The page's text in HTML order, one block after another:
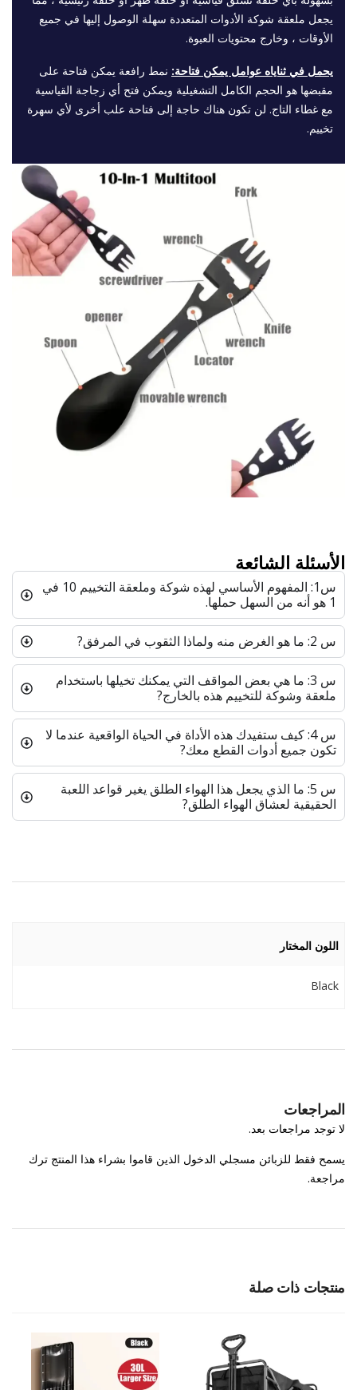
يجعل ملعقة شوكة الأدوات المتعددة سهلة الوصول إليها في جميع
الأوقات ، وخارج محتويات العبوة.
يحمل في ثناياه عوامل يمكن فتاحة: نمط رافعة يمكن فتاحة على
مقبضها هو الحجم الكامل التشغيلية ويمكن فتح أي زجاجة القياسية
مع غطاء التاج. لن تكون هناك حاجة إلى فتاحة علب أخرى لأي سهرة
تخييم.
الأسئلة الشائعة
س1: المفهوم الأساسي لهذه شوكة وملعقة التخييم 10 في
1 هو أنه من السهل حملها.
س 2: ما هو الغرض منه ولماذا الثقوب في المرفق?
س 3: ما هي بعض المواقف التي يمكنك تخيلها باستخدام
ملعقة وشوكة للتخييم هذه بالخارج?
س 4: كيف ستفيدك هذه الأداة في الحياة الواقعية عندما لا
تكون جميع أدوات القطع معك?
س 5: ما الذي يجعل هذا الهواء الطلق يغير قواعد اللعبة
الحقيقية لعشاق الهواء الطلق?
اللون المختار
Black
المراجعات
لا توجد مراجعات بعد.
يسمح فقط للزبائن مسجلي الدخول الذين قاموا بشراء هذا المنتج ترك
مراجعة.
منتجات ذات صلة